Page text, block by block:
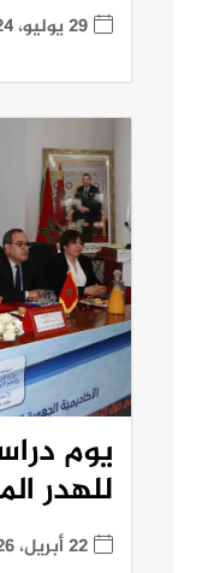
29 يوليو، 2024
يوم
للهدر
22 أبريل، 2026